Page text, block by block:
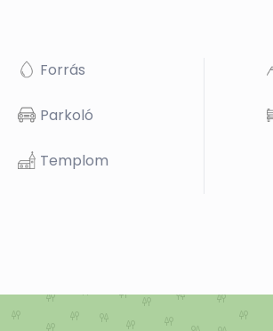
Forrás
Parkoló
Templom